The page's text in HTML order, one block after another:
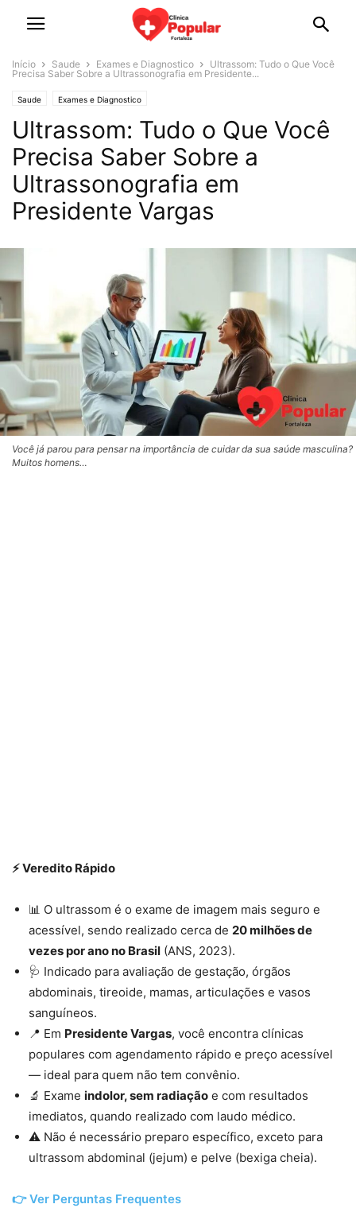
Início Saude Exames e Diagnostico
Ultrassom: Tudo o Que Você
Precisa Saber Sobre a Ultrassonografia em Presidente...
Saude Exames e Diagnostico
Ultrassom: Tudo o Que Você
Precisa Saber Sobre a
Ultrassonografia em
Presidente Vargas
Você já parou para pensar na importância de cuidar da sua saúde masculina?
Muitos homens…
⚡ Veredito Rápido
📊 O ultrassom é o exame de imagem mais seguro e
acessível, sendo realizado cerca de 20 milhões de
vezes por ano no Brasil (ANS, 2023).
🩺 Indicado para avaliação de gestação, órgãos
abdominais, tireoide, mamas, articulações e vasos
sanguíneos.
📍 Em Presidente Vargas, você encontra clínicas
populares com agendamento rápido e preço acessível
— ideal para quem não tem convênio.
🔬 Exame indolor, sem radiação e com resultados
imediatos, quando realizado com laudo médico.
⚠ Não é necessário preparo específico, exceto para
ultrassom abdominal (jejum) e pelve (bexiga cheia).
👉 Ver Perguntas Frequentes